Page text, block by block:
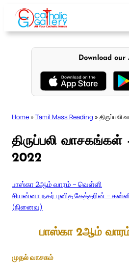
content
Download our
Home » Tamil Mass Reading »
திருப்பலி வாசகங்கள்
2022
பாஸ்கா 2ஆம் வாரம் – வெள்ளி
சியன்னா நகர் புனித கேத்தரின் –
(நினைவு)
பாஸ்கா 2ஆம்
முதல் வாசகம்